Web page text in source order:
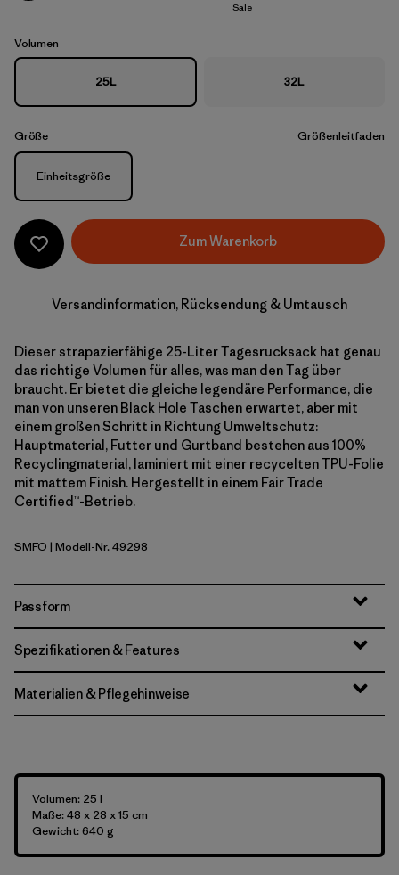
Sale
Volumen
25L 32L
Größe Größenleitfaden
Größe
Einheitsgröße
Zum Warenkorb
Versandinformation, Rücksendung & Umtausch
Dieser strapazierfähige 25-Liter Tagesrucksack hat genau
das richtige Volumen für alles, was man den Tag über
braucht. Er bietet die gleiche legendäre Performance, die
man von unseren Black Hole Taschen erwartet, aber mit
einem großen Schritt in Richtung Umweltschutz:
Hauptmaterial, Futter und Gurtband bestehen aus 100%
Recyclingmaterial, laminiert mit einer recycelten TPU-Folie
mit mattem Finish. Hergestellt in einem Fair Trade
Certified™-Betrieb.
Smolder Blue w/Forge Grey
SMFO | Modell-Nr. 49298
Passform
Spezifikationen & Features
Materialien & Pflegehinweise
Volumen: 25 l
Maße: 48 x 28 x 15 cm
Gewicht: 640 g